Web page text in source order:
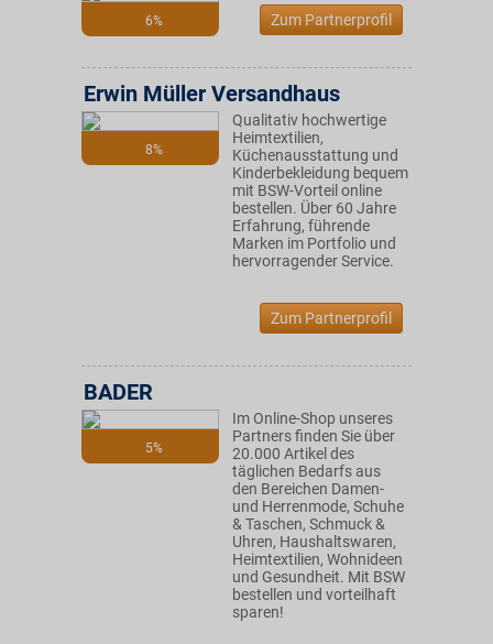
6% Zum Partnerprofil
8%
Erwin Müller Versandhaus
Qualitativ hochwertige
Heimtextilien,
Küchenausstattung und
Kinderbekleidung bequem
mit BSW-Vorteil online
bestellen. Über 60 Jahre
Erfahrung, führende
Marken im Portfolio und
hervorragender Service.
Zum Partnerprofil
5%
BADER
Im Online-Shop unseres
Partners finden Sie über
20.000 Artikel des
täglichen Bedarfs aus
den Bereichen Damen-
und Herrenmode, Schuhe
& Taschen, Schmuck &
Uhren, Haushaltswaren,
Heimtextilien, Wohnideen
und Gesundheit. Mit BSW
bestellen und vorteilhaft
sparen!